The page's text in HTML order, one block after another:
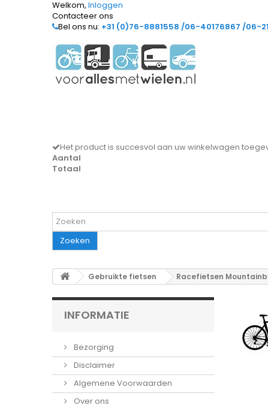
Welkom, Inloggen
Contacteer ons
Bel ons nu: +31 (0)76-8881558 /06-40176867 /06-
Het product is succesvol aan uw winkelwagen
Aantal
Totaal
Zoeken
Gebruikte fietsen Racefietsen
INFORMATIE
Bezorging
Disclaimer
Algemene Voorwaarden
Over ons